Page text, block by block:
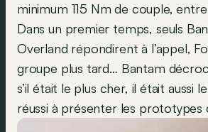
minimum 115 Nm de couple,
Dans un premier temps, seuls
Overland répondirent à l’appel,
groupe plus tard… Bantam
s’il était le plus cher, il était aussi
réussi à présenter les prototypes